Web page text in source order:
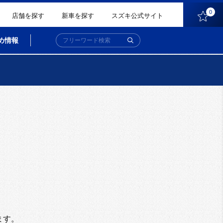
店舗を探す 新車を探す スズキ公式サイト 0
情報
す。